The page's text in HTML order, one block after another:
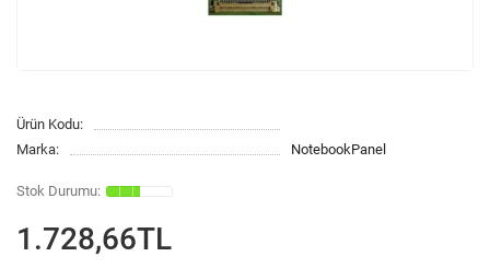
Ürün Kodu:
Marka:
NotebookPanel
1.728,66TL